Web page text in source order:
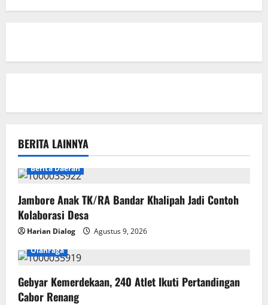
BERITA LAINNYA
Berita Daerah
Jambore Anak TK/RA Bandar Khalipah Jadi Contoh
Kolaborasi Desa
Harian Dialog
Agustus 9, 2026
Olahraga
Gebyar Kemerdekaan, 240 Atlet Ikuti Pertandingan
Cabor Renang